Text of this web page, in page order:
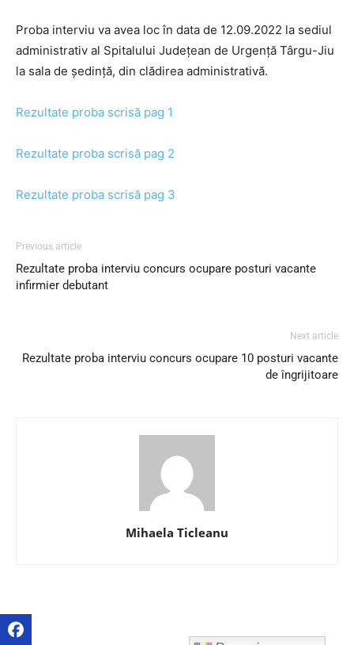
Proba interviu va avea loc în data de 12.09.2022 la sediul
administrativ al Spitalului Județean de Urgență Târgu-Jiu
la sala de ședință, din clădirea administrativă.
Rezultate proba scrisă pag 1
Rezultate proba scrisă pag 2
Rezultate proba scrisă pag 3
Previous article
Rezultate proba interviu concurs ocupare posturi vacante
infirmier debutant
Next article
Rezultate proba interviu concurs ocupare 10 posturi vacante
de îngrijitoare
Mihaela Ticleanu